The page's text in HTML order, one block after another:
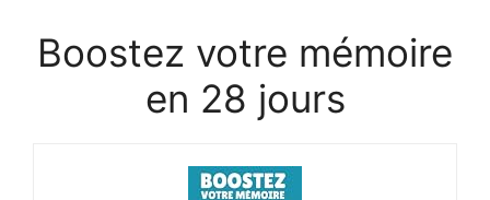
Boostez votre mémoire
en 28 jours